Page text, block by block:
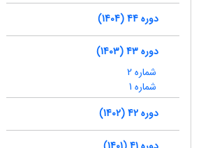
دوره 44 (1404)
دوره 43 (1403)
شماره 2
شماره 1
دوره 42 (1402)